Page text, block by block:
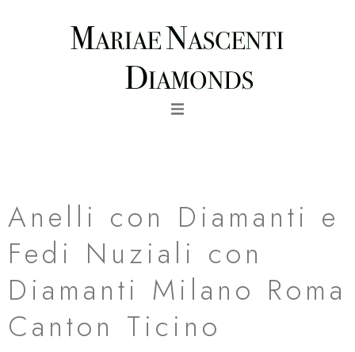
Anelli con Diamanti e
Fedi Nuziali con
Diamanti Milano Roma
Canton Ticino